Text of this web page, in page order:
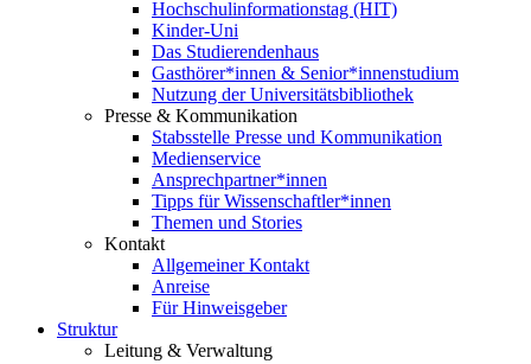
Hochschulinformationstag (HIT)
Kinder-Uni
Das Studierendenhaus
Gasthörer*innen & Senior*innenstudium
Nutzung der Universitätsbibliothek
Presse & Kommunikation
Stabsstelle Presse und Kommunikation
Medienservice
Ansprechpartner*innen
Tipps für Wissenschaftler*innen
Themen und Stories
Kontakt
Allgemeiner Kontakt
Anreise
Für Hinweisgeber
Struktur
Leitung & Verwaltung